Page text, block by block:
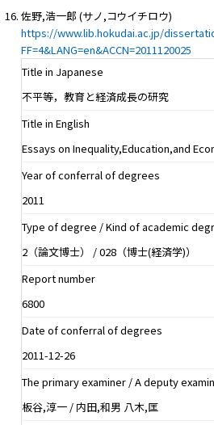
佐野,浩一郎 (サノ,コウイチロウ)
https://www.lib.hokudai.ac.jp/
FF=4&LANG=en&ACCN=2011120025
Title in Japanese
不平等，教育と経済成長の研究
Title in English
Essays on Inequality,Education,and
Year of conferral of degrees
2011
Type of degree / Kind of academic
2（論文博士） / 028（博士(経済学)）
Report number
6800
Date of conferral of degrees
2011-12-26
The primary examiner / A deputy
板谷,淳一 / 内田,和男 八木,匡